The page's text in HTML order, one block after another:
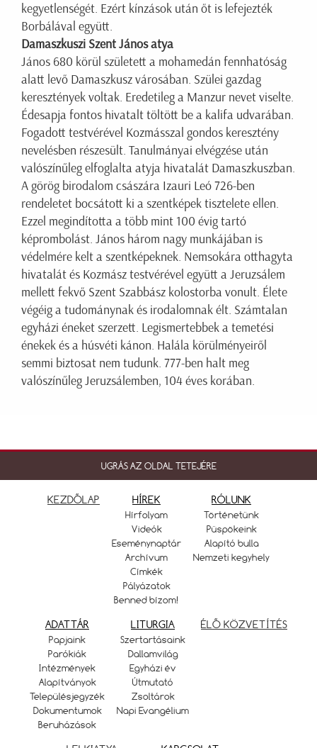
kegyetlenségét. Ezért kínzások után őt is lefejezték
Borbálával együtt.
Damaszkuszi Szent János atya
János 680 körül született a mohamedán fennhatóság
alatt levő Damaszkusz városában. Szülei gazdag
keresztények voltak. Eredetileg a Manzur nevet viselte.
Édesapja fontos hivatalt töltött be a kalifa udvarában.
Fogadott testvérével Kozmásszal gondos keresztény
nevelésben részesült. Tanulmányai elvégzése után
valószínűleg elfoglalta atyja hivatalát Damaszkuszban.
A görög birodalom császára Izauri Leó 726-ben
rendeletet bocsátott ki a szentképek tisztelete ellen.
Ezzel megindította a több mint 100 évig tartó
képrombolást. János három nagy munkájában is
védelmére kelt a szentképeknek. Nemsokára otthagyta
hivatalát és Kozmász testvérével együtt a Jeruzsálem
mellett fekvő Szent Szabbász kolostorba vonult. Élete
végéig a tudománynak és irodalomnak élt. Számtalan
egyházi éneket szerzett. Legismertebbek a temetési
énekek és a húsvéti kánon. Halála körülményeiről
semmi biztosat nem tudunk. 777-ben halt meg
valószínűleg Jeruzsálemben, 104 éves korában.
UGRÁS AZ OLDAL TETEJÉRE
KEZDŐLAP HÍREK
Hírfolyam
Videók
Eseménynaptár
Archívum
Címkék
Pályázatok
Benned bízom!
RÓLUNK
Történetünk
Püspökeink
Alapító bulla
Nemzeti kegyhely
ADATTÁR
Papjaink
Parókiák
Intézmények
Alapítványok
Településjegyzék
Dokumentumok
Beruházások
LITURGIA
Szertartásaink
Dallamvilág
Egyházi év
Útmutató
Zsoltárok
Napi Evangélium
ÉLŐ KÖZVETÍTÉS